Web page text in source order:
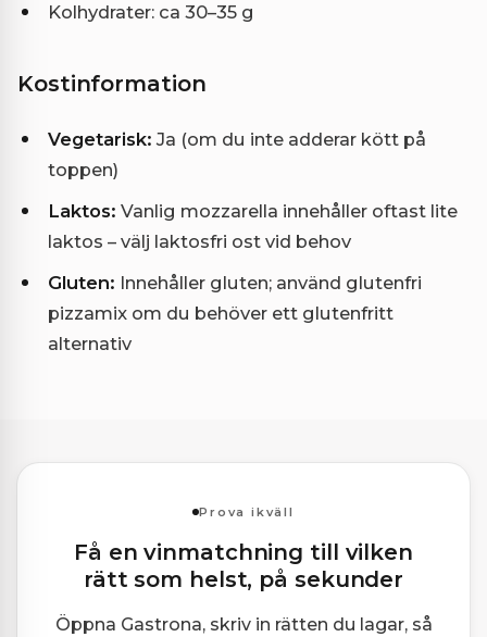
Kolhydrater: ca 30–35 g
Kostinformation
Vegetarisk: Ja (om du inte adderar kött på
toppen)
Laktos: Vanlig mozzarella innehåller oftast lite
laktos – välj laktosfri ost vid behov
Gluten: Innehåller gluten; använd glutenfri
pizzamix om du behöver ett glutenfritt
alternativ
Prova ikväll
Få en vinmatchning till vilken
rätt som helst, på sekunder
Öppna Gastrona, skriv in rätten du lagar, så